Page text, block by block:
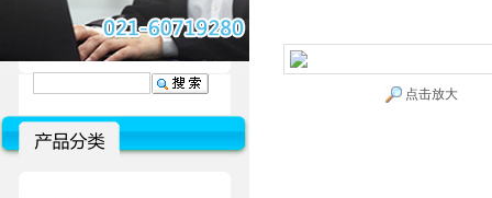
点击放大